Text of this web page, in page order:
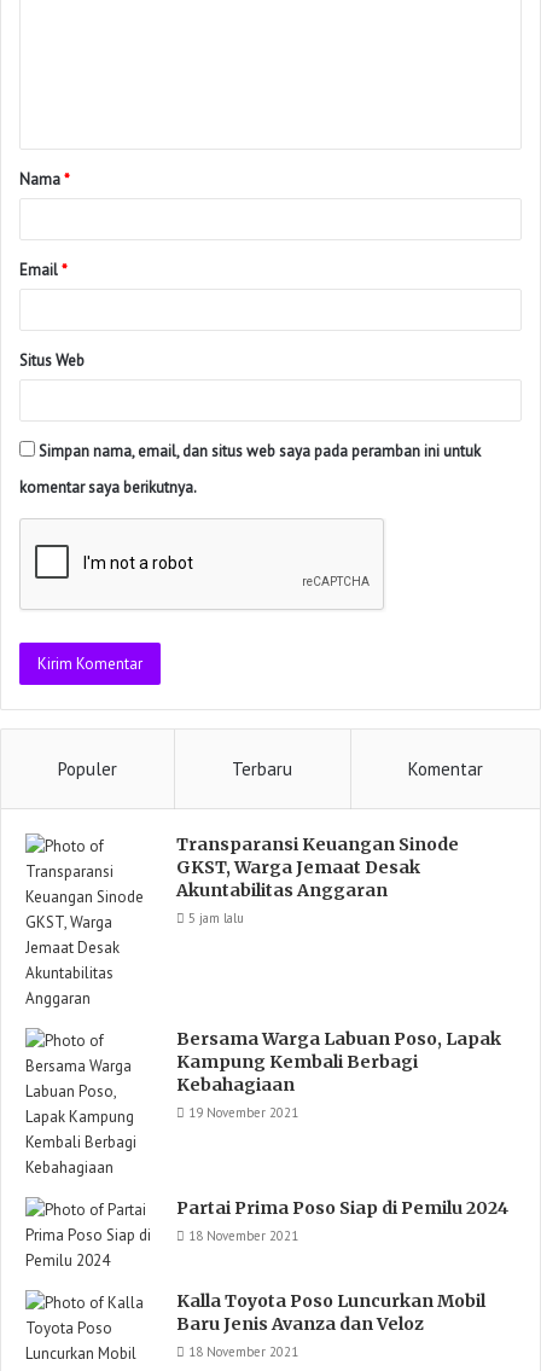
Nama*
Email*
Situs Web
Simpan nama, email, dan situs web saya pada peramban ini untuk
komentar saya berikutnya.
Populer Terbaru Komentar
Transparansi Keuangan Sinode
GKST, Warga Jemaat Desak
Akuntabilitas Anggaran
5 jam lalu
Bersama Warga Labuan Poso, Lapak
Kampung Kembali Berbagi
Kebahagiaan
19 November 2021
Partai Prima Poso Siap di Pemilu 2024
18 November 2021
Kalla Toyota Poso Luncurkan Mobil
Baru Jenis Avanza dan Veloz
18 November 2021